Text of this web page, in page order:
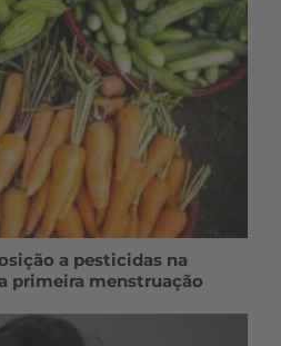
a pesticidas na
primeira menstruação